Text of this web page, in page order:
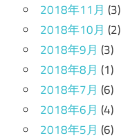
2018年11月 (3)
2018年10月 (2)
2018年9月 (3)
2018年8月 (1)
2018年7月 (6)
2018年6月 (4)
2018年5月 (6)